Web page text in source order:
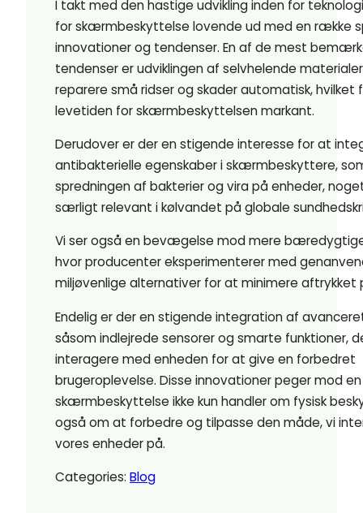
I takt med den hastige udvikling inden for
for skærmbeskyttelse lovende ud med en række
innovationer og tendenser. En af de mest
tendenser er udviklingen af selvhelende
reparere små ridser og skader automatisk,
levetiden for skærmbeskyttelsen markant.
Derudover er der en stigende interesse for at
antibakterielle egenskaber i skærmbeskyttere,
spredningen af bakterier og vira på enheder,
særligt relevant i kølvandet på globale
Vi ser også en bevægelse mod mere
hvor producenter eksperimenterer med
miljøvenlige alternativer for at minimere aftrykket
Endelig er der en stigende integration af
såsom indlejrede sensorer og smarte funktioner,
interagere med enheden for at give en forbedret
brugeroplevelse. Disse innovationer peger mod
skærmbeskyttelse ikke kun handler om fysisk
også om at forbedre og tilpasse den måde, vi
vores enheder på.
Categories: Blog